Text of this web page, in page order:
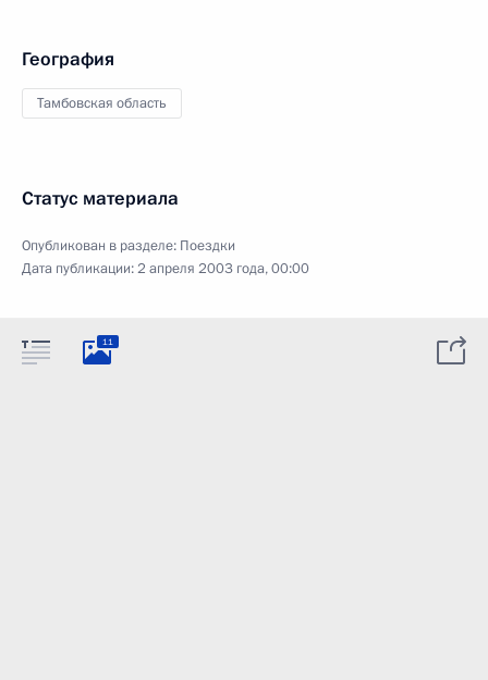
География
Тамбовская область
Статус материала
Опубликован в разделе: Поездки
Дата публикации:2 апреля 2003 года, 00:00
11